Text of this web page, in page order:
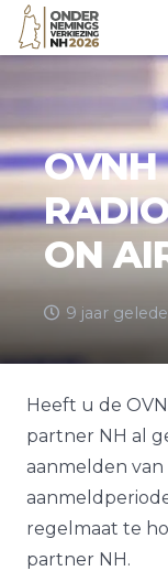
OVNH
ON
9 jaar
Heeft u de
partner NH al
aanmelden
regelmaat te
partner NH.